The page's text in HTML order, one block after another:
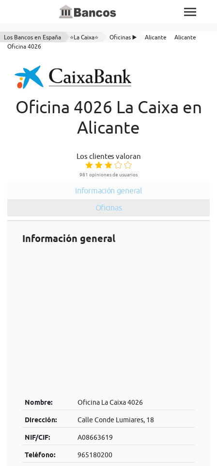
Los Bancos en España ⭐La Caixa⭐ Oficinas ▶️ Alicante
Alicante
Oficina 4026
Oficina 4026 La Caixa en
Alicante
Los clientes valoran
981 opiniones de usuarios
Información general
Oficinas
Información general
Nombre: Oficina La Caixa 4026
Dirección: Calle Conde Lumiares, 18
NIF/CIF: A08663619
Teléfono: 965180200